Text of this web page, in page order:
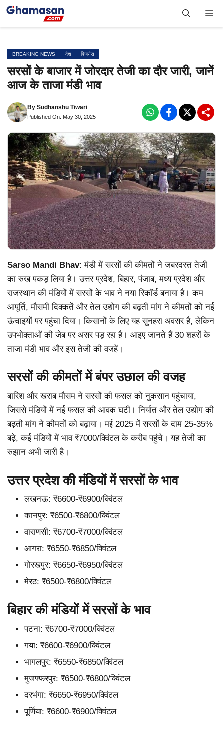
Skip
BREAKING NEWS देश बिजनेस
सरसों के बाजार में जोरदार तेजी का दौर जारी, जानें
आज के ताजा मंडी भाव
By Sudhanshu Tiwari
Published On: May 30, 2025
Sarso Mandi Bhav: मंडी में सरसों की कीमतों ने जबरदस्त तेजी
का रुख पकड़ लिया है। उत्तर प्रदेश, बिहार, पंजाब, मध्य प्रदेश और
राजस्थान की मंडियों में सरसों के भाव ने नया रिकॉर्ड बनाया है। कम
आपूर्ति, मौसमी दिक्कतें और तेल उद्योग की बढ़ती मांग ने कीमतों को नई
ऊंचाइयों पर पहुंचा दिया। किसानों के लिए यह सुनहरा अवसर है, लेकिन
उपभोक्ताओं की जेब पर असर पड़ रहा है। आइए जानते हैं 30 शहरों के
ताजा मंडी भाव और इस तेजी की वजहें।
सरसों की कीमतों में बंपर उछाल की वजह
बारिश और खराब मौसम ने सरसों की फसल को नुकसान पहुंचाया,
जिससे मंडियों में नई फसल की आवक घटी। निर्यात और तेल उद्योग की
बढ़ती मांग ने कीमतों को बढ़ाया। मई 2025 में सरसों के दाम 25-35%
बढ़े, कई मंडियों में भाव ₹7000/क्विंटल के करीब पहुंचे। यह तेजी का
रुझान अभी जारी है।
उत्तर प्रदेश की मंडियों में सरसों के भाव
लखनऊ: ₹6600-₹6900/क्विंटल
कानपुर: ₹6500-₹6800/क्विंटल
वाराणसी: ₹6700-₹7000/क्विंटल
आगरा: ₹6550-₹6850/क्विंटल
गोरखपुर: ₹6650-₹6950/क्विंटल
मेरठ: ₹6500-₹6800/क्विंटल
बिहार की मंडियों में सरसों के भाव
पटना: ₹6700-₹7000/क्विंटल
गया: ₹6600-₹6900/क्विंटल
भागलपुर: ₹6550-₹6850/क्विंटल
मुजफ्फरपुर: ₹6500-₹6800/क्विंटल
दरभंगा: ₹6650-₹6950/क्विंटल
पूर्णिया: ₹6600-₹6900/क्विंटल